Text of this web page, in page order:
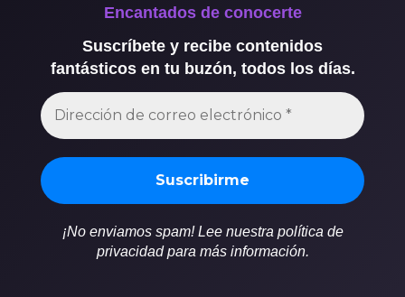
Encantados de conocerte
Suscríbete y recibe contenidos
fantásticos en tu buzón, todos los días.
¡No enviamos spam! Lee nuestra política de
privacidad para más información.